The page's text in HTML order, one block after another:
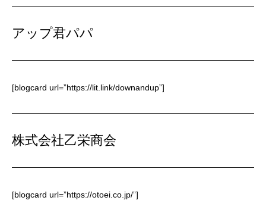
アップ君パパ
[blogcard url=”https://lit.link/downandup”]
株式会社乙栄商会
[blogcard url=”https://otoei.co.jp/”]